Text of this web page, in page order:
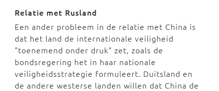
Relatie met Rusland
Een ander probleem in de relatie met China is
dat het land de internationale veiligheid
"toenemend onder druk" zet, zoals de
bondsregering het in haar nationale
veiligheidsstrategie formuleert. Duitsland en
de andere westerse landen willen dat China de